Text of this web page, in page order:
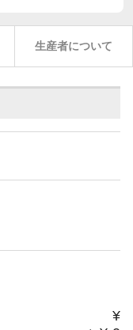
生産者について
¥